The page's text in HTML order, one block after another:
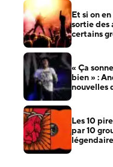
Et si on
sortie des
certains
« Ça
bien » :
nouvelles
Les 10
par 10